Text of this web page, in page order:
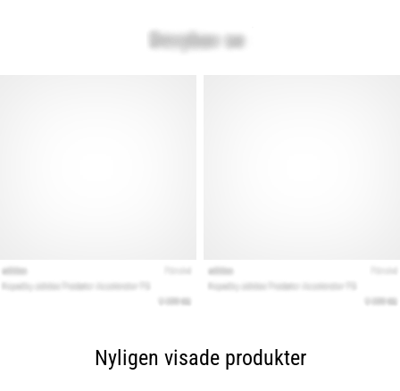
Nyligen visade produkter